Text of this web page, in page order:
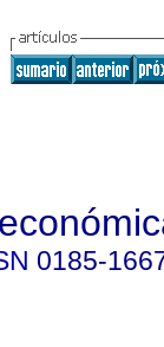
0185-